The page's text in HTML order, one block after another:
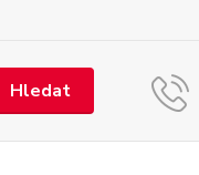
Hledat